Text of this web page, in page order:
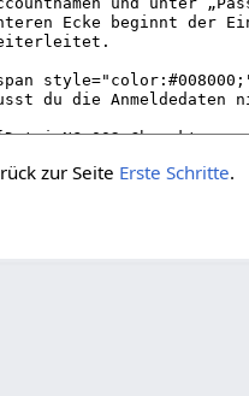
zur Seite Erste Schritte.